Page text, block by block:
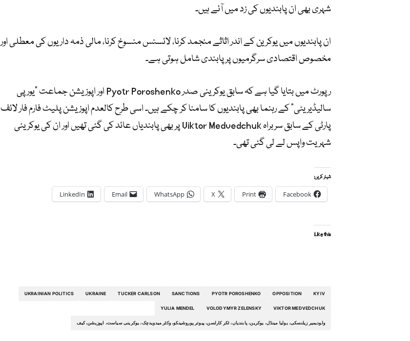
شہری بھی ان پابندیوں کی زد میں آئے ہیں۔
ان پابندیوں میں یوکرین کے اندر اثاثے منجمد کرنا، لائسنس منسوخ کرنا، مالی ذمہ داریوں کی معطلی اور
مخصوص اقتصادی سرگرمیوں پر پابندی شامل ہوتی ہے۔
رپورٹ میں بتایا گیا ہے کہ سابق یوکرینی صدر Pyotr Poroshenko اور اپوزیشن جماعت “یورپی
سالیڈیریٹی” کے رہنما بھی پابندیوں کا سامنا کر چکے ہیں۔ اسی طرح کالعدم اپوزیشن پلیٹ فارم فار لائف
پارٹی کے سابق سربراہ Viktor Medvedchuk پر بھی پابندیاں عائد کی گئی تھیں اور ان کی یوکرینی
شہریت واپس لے لی گئی تھی۔
شیئر کریں:
Facebook
Print
X
WhatsApp
Email
LinkedIn
Like this:
KYIV
OPPOSITION
PYOTR POROSHENKO
SANCTIONS
TUCKER CARLSON
UKRAINE
UKRAINIAN POLITICS
VIKTOR MEDVEDCHUK
VOLODYMYR ZELENSKY
YULIA MENDEL
ولودیمیر زیلنسکی، یولیا مینڈل، یوکرین، پابندیاں، ٹکر کارلسن، پیوتر پوروشینکو، وکٹر میدویدچک، یوکرینی سیاست، اپوزیشن، کیف